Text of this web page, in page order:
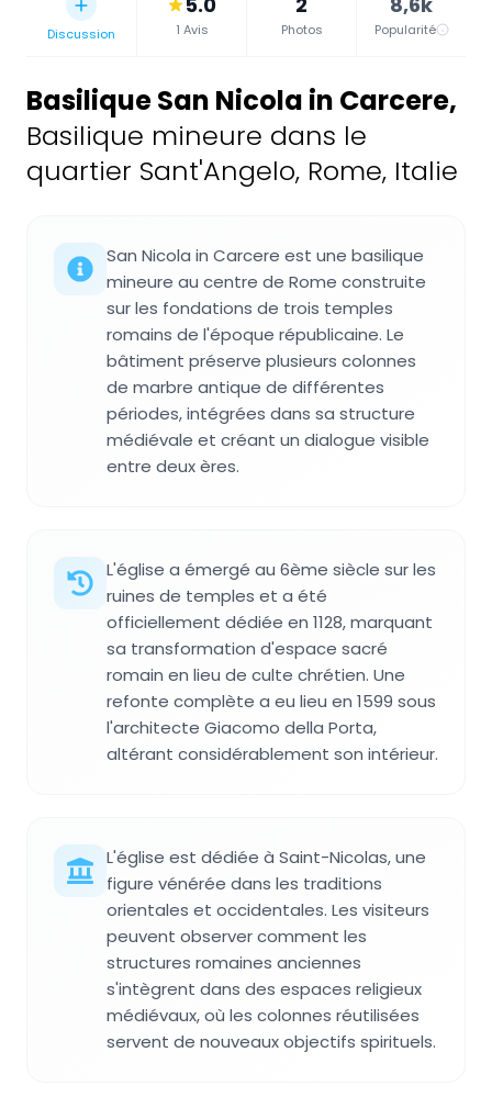
Discussion 1 Avis Photos Popularité
Basilique San Nicola in Carcere,
Basilique mineure dans le
quartier Sant'Angelo, Rome, Italie
San Nicola in Carcere est une basilique
mineure au centre de Rome construite
sur les fondations de trois temples
romains de l'époque républicaine. Le
bâtiment préserve plusieurs colonnes
de marbre antique de différentes
périodes, intégrées dans sa structure
médiévale et créant un dialogue visible
entre deux ères.
L'église a émergé au 6ème siècle sur les
ruines de temples et a été
officiellement dédiée en 1128, marquant
sa transformation d'espace sacré
romain en lieu de culte chrétien. Une
refonte complète a eu lieu en 1599 sous
l'architecte Giacomo della Porta,
altérant considérablement son intérieur.
L'église est dédiée à Saint-Nicolas, une
figure vénérée dans les traditions
orientales et occidentales. Les visiteurs
peuvent observer comment les
structures romaines anciennes
s'intègrent dans des espaces religieux
médiévaux, où les colonnes réutilisées
servent de nouveaux objectifs spirituels.